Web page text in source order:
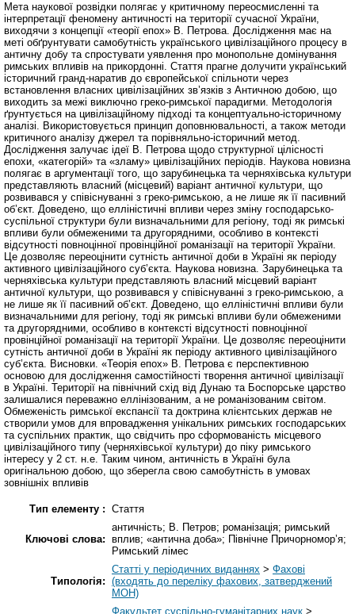
Мета наукової розвідки полягає у критичному переосмисленні та
інтерпретації феномену античності на території сучасної України,
виходячи з концепції «теорії епох» В. Петрова. Дослідження має на
меті обґрунтувати самобутність українського цивілізаційного процесу в
античну добу та спростувати уявлення про монопольне домінування
римських впливів на прикордонні. Стаття прагне долучити український
історичний гранд-наратив до європейської спільноти через
встановлення власних цивілізаційних зв’язків з Античною добою, що
виходить за межі виключно греко-римської парадигми. Методологія
ґрунтується на цивілізаційному підході та концептуально-історичному
аналізі. Використовується принцип доповнювальності, а також методи
критичного аналізу джерел та порівняльно-історичний метод.
Дослідження залучає ідеї В. Петрова щодо структурної цілісності
епохи, «категорій» та «зламу» цивілізаційних періодів. Наукова новизна
полягає в аргументації того, що зарубинецька та черняхівська культури
представляють власний (місцевий) варіант античної культури, що
розвивався у співіснуванні з греко-римською, а не лише як її пасивний
об’єкт. Доведено, що елліністичні впливи через зміну господарсько-
суспільної структури були визначальними для регіону, тоді як римські
впливи були обмеженими та другорядними, особливо в контексті
відсутності повноцінної провінційної романізації на території України.
Це дозволяє переоцінити сутність античної доби в Україні як періоду
активного цивілізаційного суб’єкта. Наукова новизна. Зарубинецька та
черняхівська культури представляють власний місцевий варіант
античної культури, що розвивався у співіснуванні з греко-римською, а
не лише як її пасивний об’єкт. Доведено, що елліністичні впливи були
визначальними для регіону, тоді як римські впливи були обмеженими
та другорядними, особливо в контексті відсутності повноцінної
провінційної романізації на території України. Це дозволяє переоцінити
сутність античної доби в Україні як періоду активного цивілізаційного
суб’єкта. Висновки. «Теорія епох» В. Петрова є перспективною
основою для дослідження самостійності творення античної цивілізації
в Україні. Території на північний схід від Дунаю та Боспорське царство
залишалися переважно еллінізованим, а не романізованим світом.
Обмеженість римської експансії та доктрина клієнтських держав не
створили умов для впровадження унікальних римських господарських
та суспільних практик, що свідчить про сформованість місцевого
цивілізаційного типу (черняхівської культури) до піку римського
інтересу у 2 ст. н.е. Таким чином, античність в Україні була
оригінальною добою, що зберегла свою самобутність в умовах
зовнішніх впливів
Тип елементу : Стаття
Ключові слова:
античність; В. Петров; романізація; римський
вплив; «антична доба»; Північне Причорномор’я;
Римський лімес
Типологія:
Статті у періодичних виданнях > Фахові
(входять до переліку фахових, затверджений
МОН)
Факультет суспільно-гуманітарних наук >